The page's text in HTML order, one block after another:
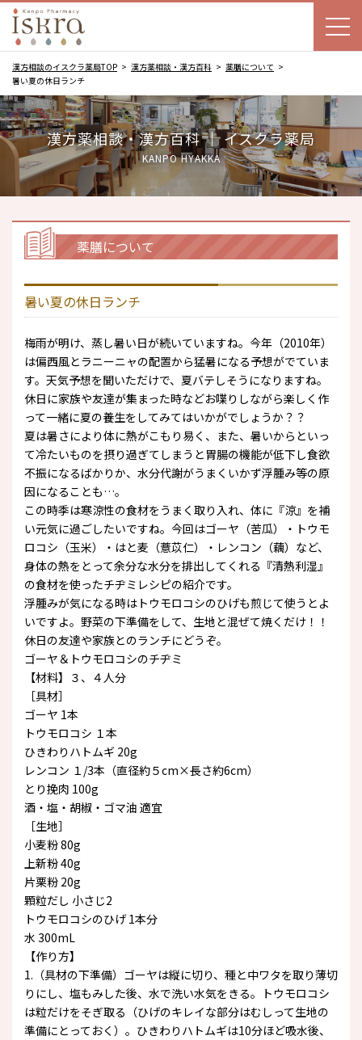
漢方相談のイスクラ薬局TOP 漢方薬相談・漢方百科
薬膳について
暑い夏の休日ランチ
漢方薬相談・漢方百科 ｜ イスクラ薬局
KANPO HYAKKA
薬膳について
暑い夏の休日ランチ
梅雨が明け、蒸し暑い日が続いていますね。今年（2010年）
は偏西風とラニーニャの配置から猛暑になる予想がでていま
す。天気予想を聞いただけで、夏バテしそうになりますね。
休日に家族や友達が集まった時などお喋りしながら楽しく作
って一緒に夏の養生をしてみてはいかがでしょうか？？
夏は暑さにより体に熱がこもり易く、また、暑いからといっ
て冷たいものを摂り過ぎてしまうと胃腸の機能が低下し食欲
不振になるばかりか、水分代謝がうまくいかず浮腫み等の原
因になることも…。
この時季は寒涼性の食材をうまく取り入れ、体に『涼』を補
い元気に過ごしたいですね。今回はゴーヤ（苦瓜）・トウモ
ロコシ（玉米）・はと麦（薏苡仁）・レンコン（藕）など、
身体の熱をとって余分な水分を排出してくれる『清熱利湿』
の食材を使ったチヂミレシピの紹介です。
浮腫みが気になる時はトウモロコシのひげも煎じて使うとよ
いですよ。野菜の下準備をして、生地と混ぜて焼くだけ！！
休日の友達や家族とのランチにどうぞ。
ゴーヤ＆トウモロコシのチヂミ
【材料】３、４人分
［具材］
ゴーヤ 1本
トウモロコシ １本
ひきわりハトムギ 20g
レンコン １/3本（直径約５cm×長さ約6cm）
とり挽肉 100g
酒・塩・胡椒・ゴマ油 適宜
［生地］
小麦粉 80g
上新粉 40g
片栗粉 20g
顆粒だし 小さじ2
トウモロコシのひげ 1本分
水 300mL
【作り方】
1.（具材の下準備）ゴーヤは縦に切り、種と中ワタを取り薄切
りにし、塩もみした後、水で洗い水気をきる。トウモロコシ
は粒だけをそぎ取る（ひげのキレイな部分はむしって生地の
準備にとっておく）。ひきわりハトムギは10分ほど吸水後、